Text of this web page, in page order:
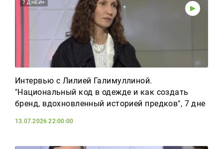
7 ДНЕЙ+
Интервью с Лилией Галимуллиной.
"Национальный код в одежде и как создать
бренд, вдохновленный историей предков", 7 дне
13.07.2026 22:00:00